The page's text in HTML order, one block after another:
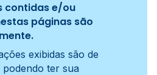
contidas e/ou
páginas são
exibidas são de
ter sua